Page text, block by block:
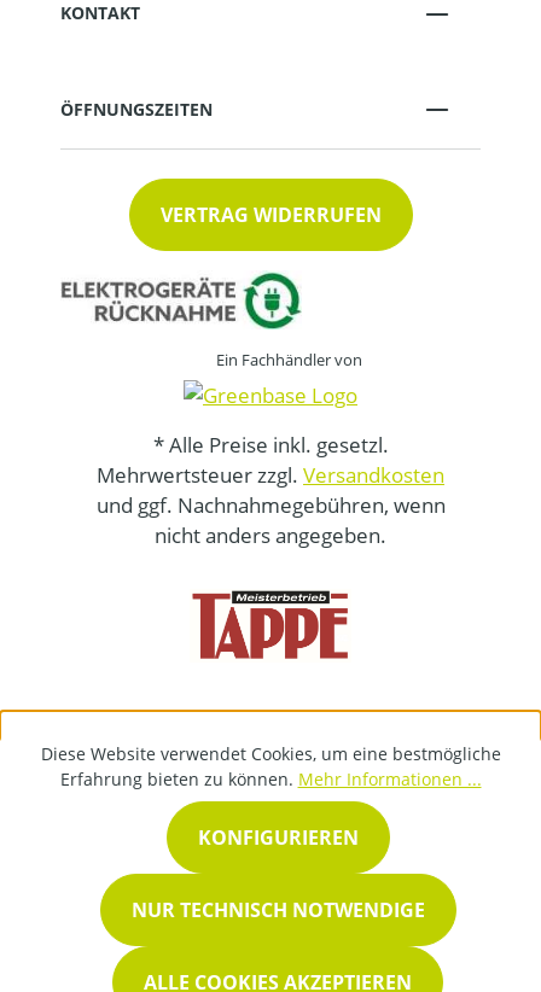
KONTAKT
ÖFFNUNGSZEITEN
VERTRAG WIDERRUFEN
Ein Fachhändler von
* Alle Preise inkl. gesetzl.
Mehrwertsteuer zzgl. Versandkosten
und ggf. Nachnahmegebühren, wenn
nicht anders angegeben.
Diese Website verwendet Cookies, um eine bestmögliche
Erfahrung bieten zu können. Mehr Informationen ...
NUR TECHNISCH NOTWENDIGE
KONFIGURIEREN
ALLE COOKIES AKZEPTIEREN